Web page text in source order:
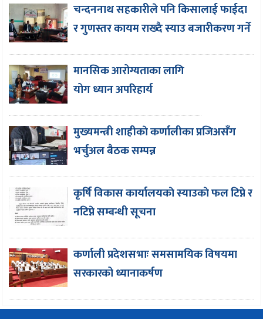
चन्दननाथ सहकारीले पनि किसालाई फाईदा
र गुणस्तर कायम राख्दै स्याउ बजारीकरण गर्ने
मानसिक आरोग्यताका लागि
योग ध्यान अपरिहार्य
मुख्यमन्त्री शाहीकाे कर्णालीका प्रजिअसँग
भर्चुअल बैठक सम्पन्न
कृर्षि विकास कार्यालयकाे स्याउकाे फल टिप्ने र
नटिप्ने सम्बन्धी सूचना
कर्णाली प्रदेशसभाः समसामयिक विषयमा
सरकारको ध्यानाकर्षण